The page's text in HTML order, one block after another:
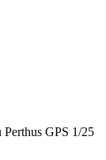
GPS 1/25